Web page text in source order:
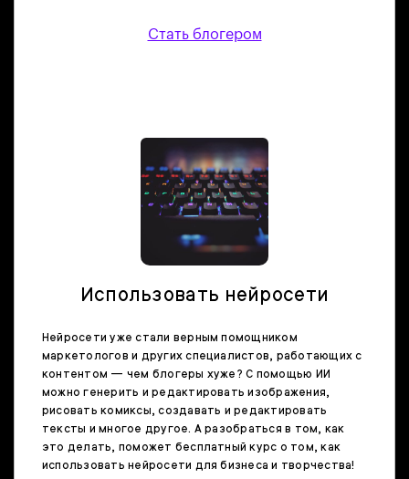
Стать блогером
Использовать нейросети
Нейросети уже стали верным помощником
маркетологов и других специалистов, работающих с
контентом — чем блогеры хуже? С помощью ИИ
можно генерить и редактировать изображения,
рисовать комиксы, создавать и редактировать
тексты и многое другое. А разобраться в том, как
это делать, поможет бесплатный курс о том, как
использовать нейросети для бизнеса и творчества!